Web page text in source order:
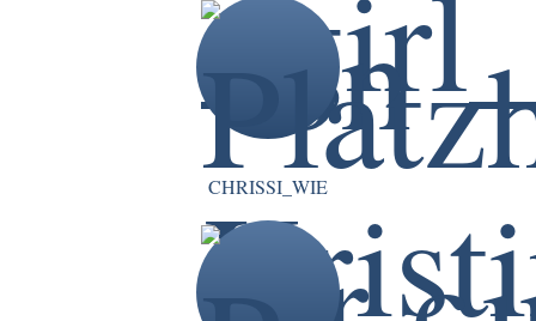
CHRISSI_WIE